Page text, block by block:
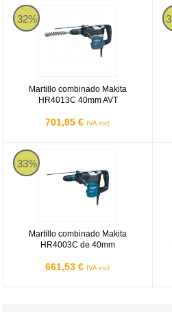
32%
Martillo combinado Makita
HR4013C 40mm AVT
701,85 € IVA incl.
Martillo combinado Makita HR4013C
33%
Martillo combinado Makita
HR4003C de 40mm
661,53 € IVA incl.
Martillo combinado Makita HR4003C